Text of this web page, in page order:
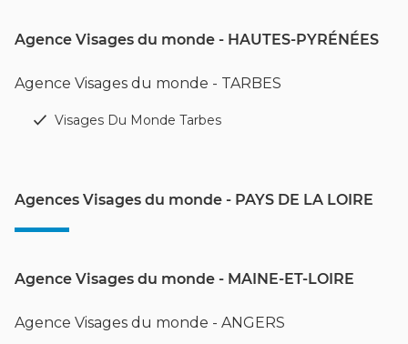
Agence Visages du monde - HAUTES-PYRÉNÉES
Agence Visages du monde - TARBES
Visages Du Monde Tarbes
Agences Visages du monde - PAYS DE LA LOIRE
Agence Visages du monde - MAINE-ET-LOIRE
Agence Visages du monde - ANGERS